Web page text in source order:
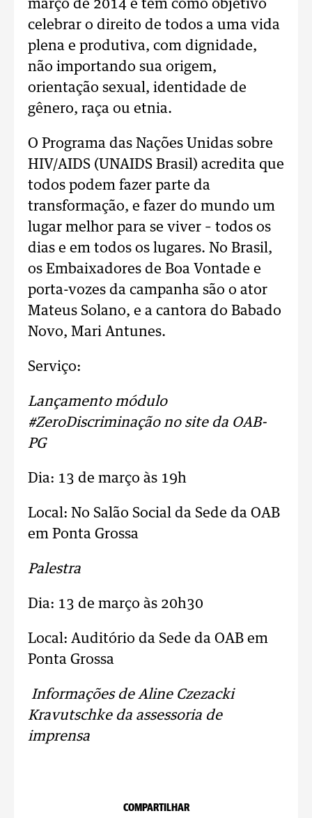
março de 2014 e tem como objetivo
celebrar o direito de todos a uma vida
plena e produtiva, com dignidade,
não importando sua origem,
orientação sexual, identidade de
gênero, raça ou etnia.
O Programa das Nações Unidas sobre
HIV/AIDS (UNAIDS Brasil) acredita que
todos podem fazer parte da
transformação, e fazer do mundo um
lugar melhor para se viver – todos os
dias e em todos os lugares. No Brasil,
os Embaixadores de Boa Vontade e
porta-vozes da campanha são o ator
Mateus Solano, e a cantora do Babado
Novo, Mari Antunes.
Serviço:
Lançamento módulo
#ZeroDiscriminação no site da OAB-
PG
Dia: 13 de março às 19h
Local: No Salão Social da Sede da OAB
em Ponta Grossa
Palestra
Dia: 13 de março às 20h30
Local: Auditório da Sede da OAB em
Ponta Grossa
Informações de Aline Czezacki
Kravutschke da assessoria de
imprensa
COMPARTILHAR